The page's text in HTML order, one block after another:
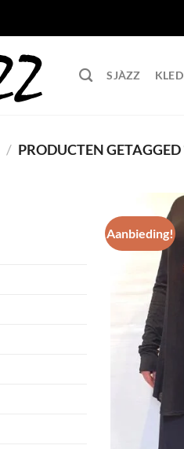
SJÀZZ
/ PRODUCTEN
Aanbieding!